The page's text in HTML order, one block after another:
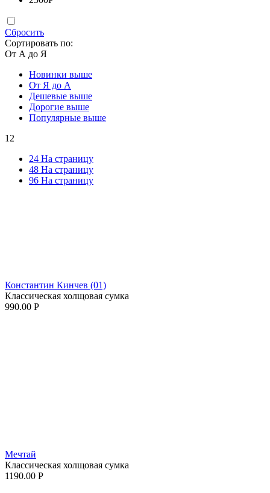
Сбросить
Сортировать по:
От А до Я
Новинки выше
От Я до А
Дешевые выше
Дорогие выше
Популярные выше
12
24 На страницу
48 На страницу
96 На страницу
Константин Кинчев (01)
Классическая холщовая сумка
990.00 Р
Мечтай
Классическая холщовая сумка
1190.00 Р